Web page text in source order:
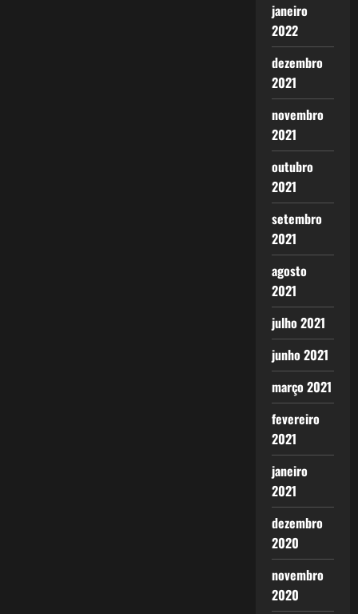
janeiro
2022
dezembro
2021
novembro
2021
outubro
2021
setembro
2021
agosto
2021
julho 2021
junho 2021
março 2021
fevereiro
2021
janeiro
2021
dezembro
2020
novembro
2020